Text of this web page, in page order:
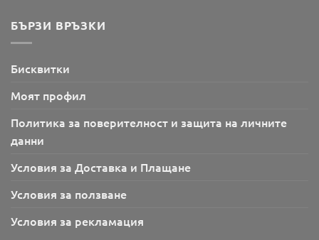
БЪРЗИ ВРЪЗКИ
Бисквитки
Моят профил
Политика за поверителност и защита на личните
данни
Условия за Доставка и Плащане
Условия за ползване
Условия за рекламация